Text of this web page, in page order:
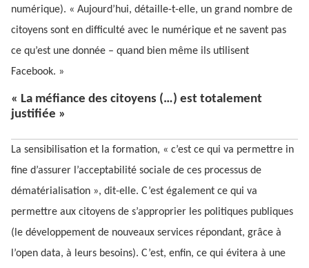
numérique). « Aujourd’hui, détaille-t-elle, un grand nombre de
citoyens sont en difficulté avec le numérique et ne savent pas
ce qu’est une donnée – quand bien même ils utilisent
Facebook. »
« La méfiance des citoyens (…) est totalement
justifiée »
La sensibilisation et la formation, « c’est ce qui va permettre in
fine d’assurer l’acceptabilité sociale de ces processus de
dématérialisation », dit-elle. C’est également ce qui va
permettre aux citoyens de s’approprier les politiques publiques
(le développement de nouveaux services répondant, grâce à
l’open data, à leurs besoins). C’est, enfin, ce qui évitera à une